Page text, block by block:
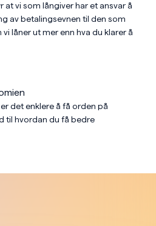
at vi som långiver har et ansvar å
av betalingsevnen til den som
låner ut mer enn hva du klarer å
det enklere å få orden på
til hvordan du få bedre